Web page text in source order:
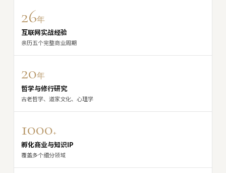
26年
互联网实战经验
亲历五个完整商业周期
20年
哲学与修行研究
古老哲学、道家文化、心理学
1000+
孵化商业与知识IP
覆盖多个细分领域